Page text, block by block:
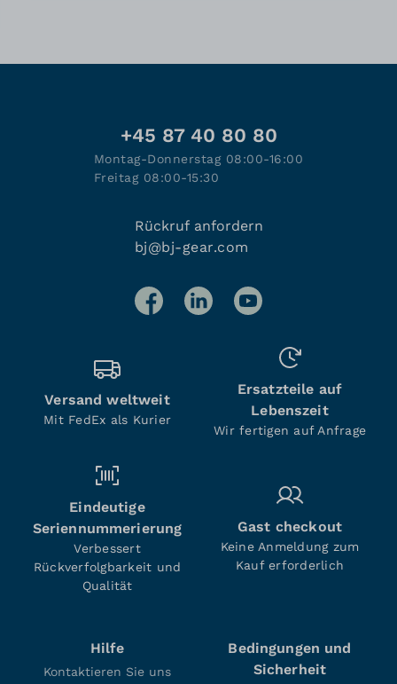
+45 87 40 80 80
Montag-Donnerstag 08:00-16:00
Freitag 08:00-15:30
Rückruf anfordern
bj@bj-gear.com
Versand weltweit
Mit FedEx als Kurier
Ersatzteile auf
Lebenszeit
Wir fertigen auf Anfrage
Eindeutige
Seriennummerierung
Verbessert
Rückverfolgbarkeit und
Qualität
Gast checkout
Keine Anmeldung zum
Kauf erforderlich
Hilfe
Kontaktieren Sie uns
Bedingungen und
Sicherheit